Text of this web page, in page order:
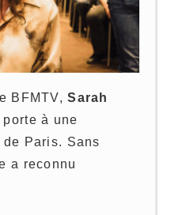
BFMTV,Sarah
porte à une
Paris. Sans
a reconnu